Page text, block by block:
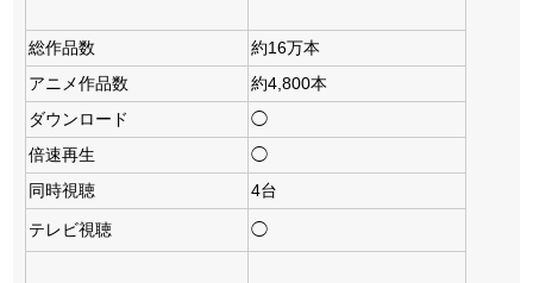
総作品数
約16万本
アニメ作品数
約4,800本
ダウンロード
◯
倍速再生
◯
同時視聴
4台
テレビ視聴 ◯